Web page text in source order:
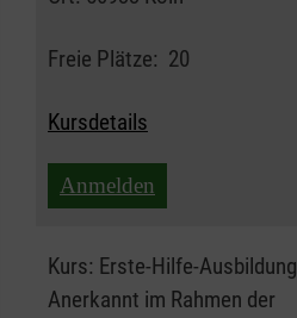
Freie Plätze: 20
Kursdetails
Anmelden
Kurs: Erste-Hilfe-Ausbildung
Anerkannt im Rahmen der